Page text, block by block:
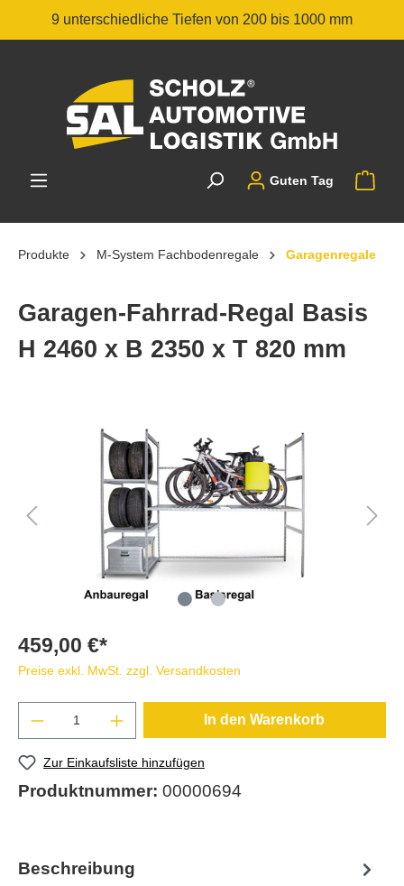
9 unterschiedliche Tiefen von 200 bis 1000 mm
Guten Tag
Produkte M-System Fachbodenregale Garagenregale
Garagen-Fahrrad-Regal Basis
H 2460 x B 2350 x T 820 mm
459,00 €*
Preise exkl. MwSt. zzgl. Versandkosten
In den Warenkorb
Zur Einkaufsliste hinzufügen
Produktnummer: 00000694
Beschreibung